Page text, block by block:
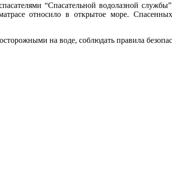
“Спасательной водолазной
относило в открытое море.
на воде, соблюдать правила